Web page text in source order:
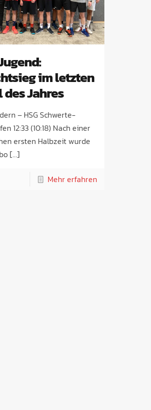
im letzten
des Jahres
– HSG Schwerte-
12:33 (10:18) Nach einer
ersten Halbzeit wurde
[…]
Mehr erfahren